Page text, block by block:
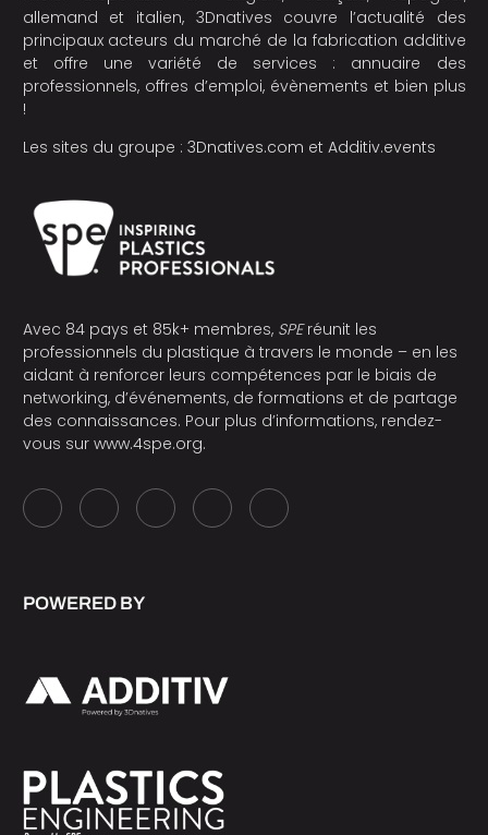
allemand et italien, 3Dnatives couvre l’actualité des
principaux acteurs du marché de la fabrication additive
et offre une variété de services : annuaire des
professionnels, offres d’emploi, évènements et bien plus
!
Les sites du groupe : 3Dnatives.com et Additiv.events
Avec 84 pays et 85k+ membres, SPEréunit les
professionnels du plastique à travers le monde – en les
aidant à renforcer leurs compétences par le biais de
networking, d’événements, de formations et de partage
des connaissances. Pour plus d’informations, rendez-
vous sur www.4spe.org.
POWERED BY